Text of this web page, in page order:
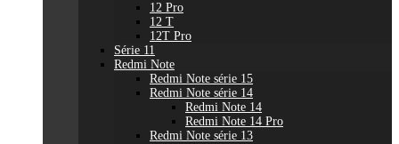
12 Pro
12 T
12T Pro
Série 11
Redmi Note
Redmi Note série 15
Redmi Note série 14
Redmi Note 14
Redmi Note 14 Pro
Redmi Note série 13